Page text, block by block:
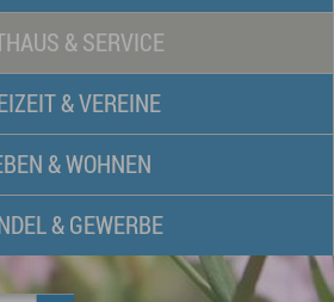
& SERVICE
& VEREINE
& WOHNEN
& GEWERBE